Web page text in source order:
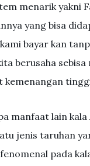
menarik yakni
yang bisa
bayar kan
berusaha
kemenangan
manfaat lain
jenis taruhan
pada